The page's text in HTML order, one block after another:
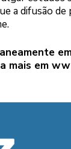
a difusão de
mais em